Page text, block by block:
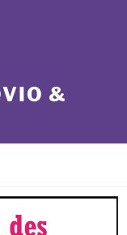
&